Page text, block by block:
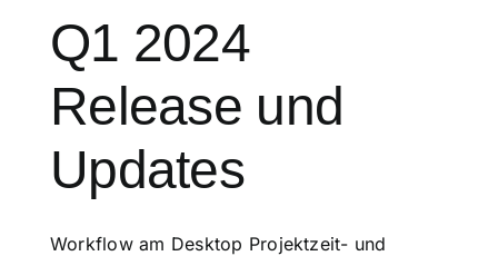
Q1 2024
Release und
Updates
Workflow am Desktop Projektzeit- und